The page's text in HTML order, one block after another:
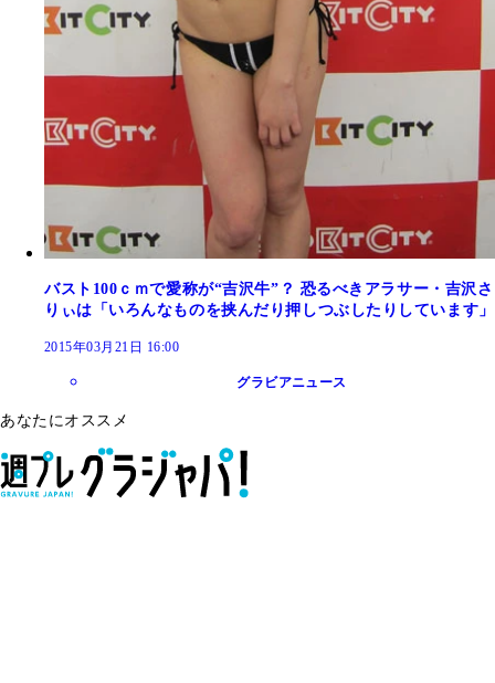
バスト100ｃｍで愛称が“吉沢牛”？ 恐るべきアラサー・吉沢さ
りぃは「いろんなものを挟んだり押しつぶしたりしています」
2015年03月21日 16:00
グラビアニュース
あなたにオススメ